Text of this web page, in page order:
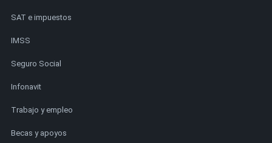
SAT e impuestos
IMSS
Seguro Social
Infonavit
Trabajo y empleo
Becas y apoyos